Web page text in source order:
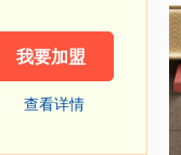
我要加盟
查看详情